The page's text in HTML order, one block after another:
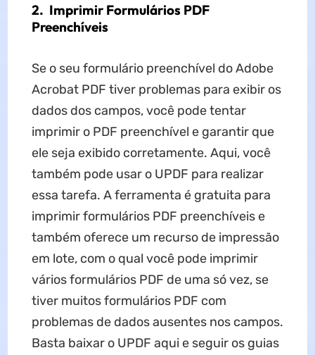
2. Imprimir Formulários PDF
Preenchíveis
Se o seu formulário preenchível do Adobe
Acrobat PDF tiver problemas para exibir os
dados dos campos, você pode tentar
imprimir o PDF preenchível e garantir que
ele seja exibido corretamente. Aqui, você
também pode usar o UPDF para realizar
essa tarefa. A ferramenta é gratuita para
imprimir formulários PDF preenchíveis e
também oferece um recurso de impressão
em lote, com o qual você pode imprimir
vários formulários PDF de uma só vez, se
tiver muitos formulários PDF com
problemas de dados ausentes nos campos.
Basta baixar o UPDF aqui e seguir os guias